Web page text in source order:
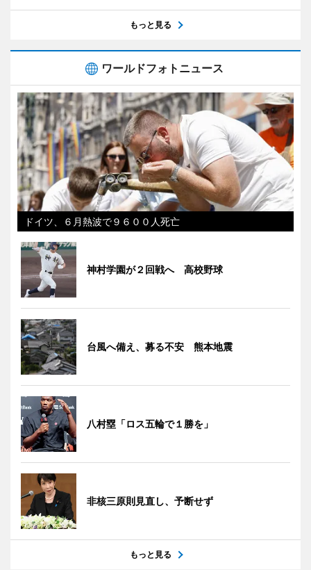
もっと見る
ワールドフォトニュース
ドイツ、６月熱波で９６００人死亡
神村学園が２回戦へ 高校野球
台風へ備え、募る不安 熊本地震
八村塁「ロス五輪で１勝を」
非核三原則見直し、予断せず
もっと見る